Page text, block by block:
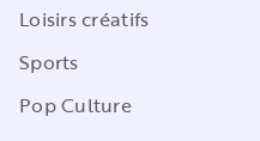
Loisirs créatifs
Sports
Pop Culture